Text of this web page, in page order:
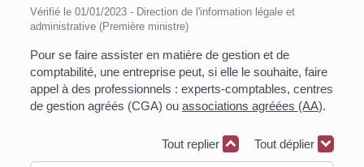
Vérifié le 01/01/2023 - Direction de l'information légale et
administrative (Première ministre)
Pour se faire assister en matière de gestion et de
comptabilité, une entreprise peut, si elle le souhaite, faire
appel à des professionnels : experts-comptables, centres
de gestion agréés (CGA) ou associations agréées (AA).
Tout replier Tout déplier